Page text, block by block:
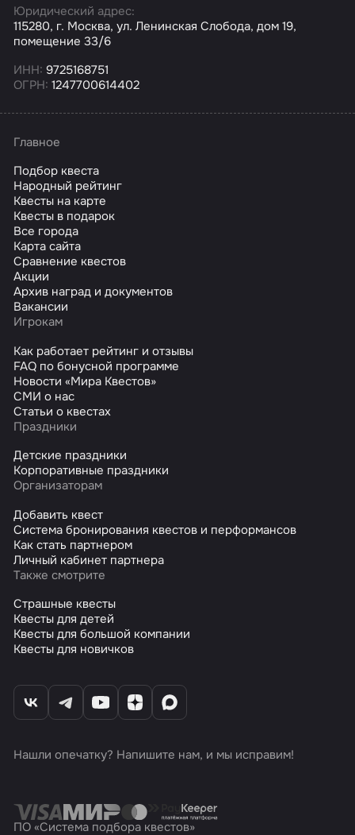
Юридический адрес:
115280, г. Москва, ул. Ленинская Слобода, дом 19,
помещение 33/6
ИНН: 9725168751
ОГРН: 1247700614402
Главное
Подбор квеста
Народный рейтинг
Квесты на карте
Квесты в подарок
Все города
Карта сайта
Сравнение квестов
Акции
Архив наград и документов
Вакансии
Игрокам
Как работает рейтинг и отзывы
FAQ по бонусной программе
Новости «Мира Квестов»
СМИ о нас
Статьи о квестах
Праздники
Детские праздники
Корпоративные праздники
Организаторам
Добавить квест
Система бронирования квестов и перформансов
Как стать партнером
Личный кабинет партнера
Также смотрите
Страшные квесты
Квесты для детей
Квесты для большой компании
Квесты для новичков
Нашли опечатку? Напишите нам, и мы исправим!
ПО «Система подбора квестов»